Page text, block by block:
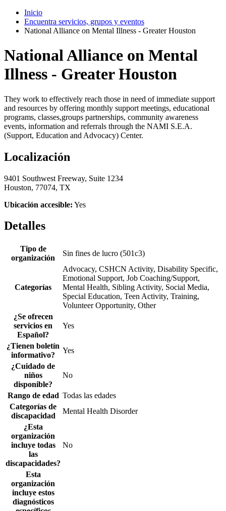
Inicio
Encuentra servicios, grupos y eventos
National Alliance on Mental Illness - Greater Houston
National Alliance on Mental
Illness - Greater Houston
They work to effectively reach those in need of immediate support
and resources by offering monthly support meetings, educational
programs, classes,groups partnerships, community awareness
events, information and referrals through the NAMI S.E.A.
(Support, Education and Advocacy) Center.
Localización
9401 Southwest Freeway, Suite 1234
Houston, 77074, TX
Ubicación accesible: Yes
Detalles
Tipo de
organización
Sin fines de lucro (501c3)
Categorías
Advocacy, CSHCN Activity, Disability Specific,
Emotional Support, Job Coaching/Support,
Mental Health, Sibling Activity, Social Media,
Special Education, Teen Activity, Training,
Volunteer Opportunity, Other
¿Se ofrecen
servicios en
Español?
Yes
¿Tienen boletín
informativo?
Yes
¿Cuidado de
niños
disponible?
No
Rango de edad Todas las edades
Categorías de
discapacidad
Mental Health Disorder
¿Esta
organización
incluye todas
las
discapacidades?
No
Esta
organización
incluye estos
diagnósticos